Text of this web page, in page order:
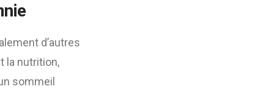
d’autres
la nutrition,
sommeil